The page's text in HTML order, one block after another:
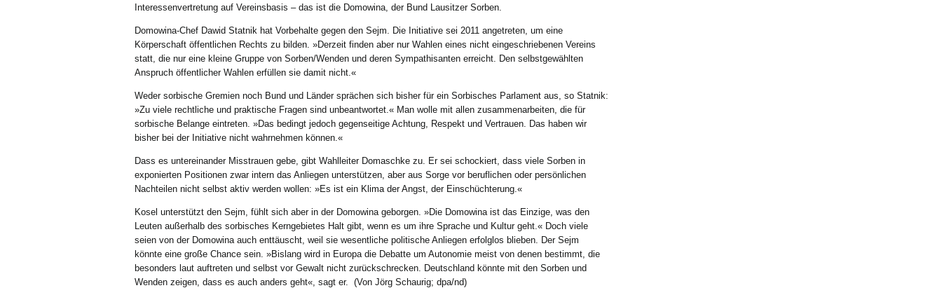
Interessenvertretung auf Vereinsbasis – das ist die Domowina, der Bund Lausitzer Sorben.
Domowina-Chef Dawid Statnik hat Vorbehalte gegen den Sejm. Die Initiative sei 2011 angetreten, um eine
Körperschaft öffentlichen Rechts zu bilden. »Derzeit finden aber nur Wahlen eines nicht eingeschriebenen Vereins
statt, die nur eine kleine Gruppe von Sorben/Wenden und deren Sympathisanten erreicht. Den selbstgewählten
Anspruch öffentlicher Wahlen erfüllen sie damit nicht.«
Weder sorbische Gremien noch Bund und Länder sprächen sich bisher für ein Sorbisches Parlament aus, so Statnik:
»Zu viele rechtliche und praktische Fragen sind unbeantwortet.« Man wolle mit allen zusammenarbeiten, die für
sorbische Belange eintreten. »Das bedingt jedoch gegenseitige Achtung, Respekt und Vertrauen. Das haben wir
bisher bei der Initiative nicht wahrnehmen können.«
Dass es untereinander Misstrauen gebe, gibt Wahlleiter Domaschke zu. Er sei schockiert, dass viele Sorben in
exponierten Positionen zwar intern das Anliegen unterstützen, aber aus Sorge vor beruflichen oder persönlichen
Nachteilen nicht selbst aktiv werden wollen: »Es ist ein Klima der Angst, der Einschüchterung.«
Kosel unterstützt den Sejm, fühlt sich aber in der Domowina geborgen. »Die Domowina ist das Einzige, was den
Leuten außerhalb des sorbisches Kerngebietes Halt gibt, wenn es um ihre Sprache und Kultur geht.« Doch viele
seien von der Domowina auch enttäuscht, weil sie wesentliche politische Anliegen erfolglos blieben. Der Sejm
könnte eine große Chance sein. »Bislang wird in Europa die Debatte um Autonomie meist von denen bestimmt, die
besonders laut auftreten und selbst vor Gewalt nicht zurückschrecken. Deutschland könnte mit den Sorben und
Wenden zeigen, dass es auch anders geht«, sagt er. (Von Jörg Schaurig; dpa/nd)